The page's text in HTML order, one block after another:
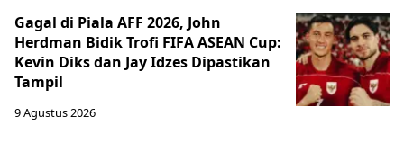
Gagal di Piala AFF 2026, John
Herdman Bidik Trofi FIFA ASEAN Cup:
Kevin Diks dan Jay Idzes Dipastikan
Tampil
9 Agustus 2026